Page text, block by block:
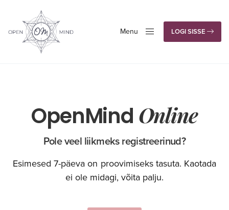
Menu
LOGI SISSE
OpenMind Online
Pole veel liikmeks registreerinud?
Esimesed 7-päeva on proovimiseks tasuta. Kaotada
ei ole midagi, võita palju.